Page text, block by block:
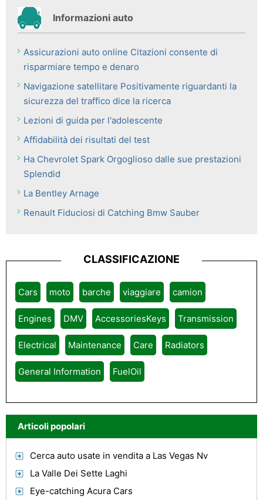
Informazioni auto
Assicurazioni auto online Citazioni consente di
risparmiare tempo e denaro
Navigazione satellitare Positivamente riguardanti la
sicurezza del traffico dice la ricerca
Lezioni di guida per l'adolescente
Affidabilità dei risultati del test
Ha Chevrolet Spark Orgoglioso dalle sue prestazioni
Splendid
La Bentley Arnage
Renault Fiduciosi di Catching Bmw Sauber
CLASSIFICAZIONE
Cars moto barche viaggiare camion
Engines DMV AccessoriesKeys Transmission
Electrical Maintenance Care Radiators
General Information FuelOil
Articoli popolari
Cerca auto usate in vendita a Las Vegas Nv
La Valle Dei Sette Laghi
Eye-catching Acura Cars